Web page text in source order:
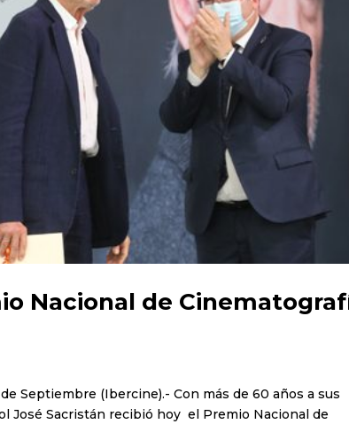
Nacional de
Septiembre (Ibercine).- Con más de 60 años a sus
José Sacristán recibió hoy el Premio Nacional de